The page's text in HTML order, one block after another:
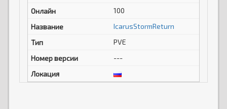
100
IcarusStormReturn
PVE
---